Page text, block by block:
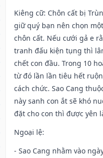
Kiêng cữ: Chôn cất bị
giữ quý bạn nên chọn
chôn cất. Nếu cưới gả e
tranh đấu kiện tụng thì
chết con đầu. Trong 10
từ đó lần lần tiêu hết
cách chức. Sao Cang
này sanh con ắt sẽ khó
đặt cho con thì được yên
Ngoại lệ:
- Sao Cang nhằm vào